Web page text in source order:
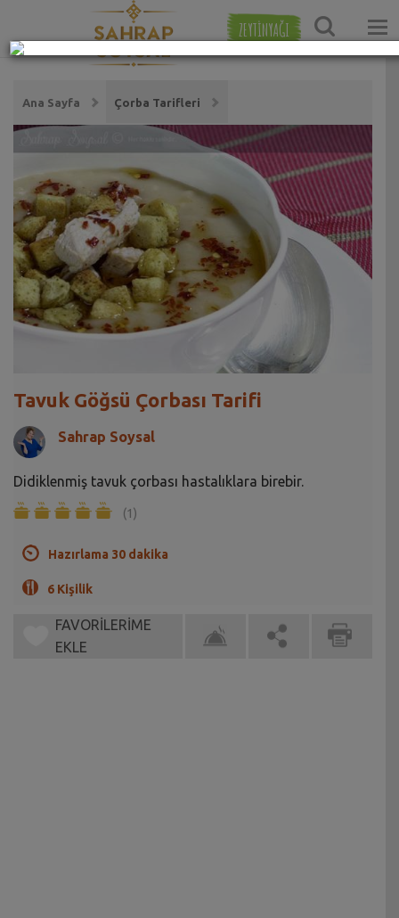
ZEYTİNYAĞI
Ana Sayfa Çorba Tarifleri
Tavuk Göğsü Çorbası Tarifi
Sahrap Soysal
Didiklenmiş tavuk çorbası hastalıklara birebir.
(1)
Hazırlama 30 dakika
6 Kişilik
FAVORİLERİME
EKLE